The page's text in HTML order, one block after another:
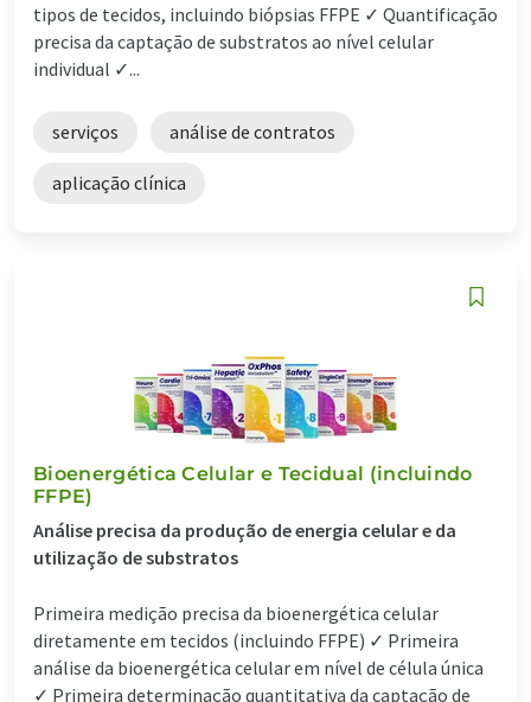
tipos de tecidos, incluindo biópsias FFPE ✓ Quantificação
precisa da captação de substratos ao nível celular
individual ✓...
serviços análise de contratos
aplicação clínica
Bioenergética Celular e Tecidual (incluindo
FFPE)
Análise precisa da produção de energia celular e da
utilização de substratos
Primeira medição precisa da bioenergética celular
diretamente em tecidos (incluindo FFPE) ✓ Primeira
análise da bioenergética celular em nível de célula única
✓ Primeira determinação quantitativa da captação de